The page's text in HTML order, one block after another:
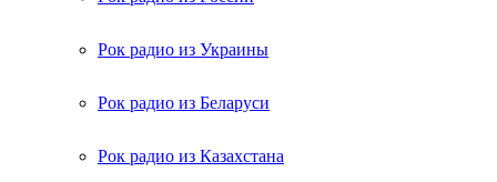
Рок радио из Украины
Рок радио из Беларуси
Рок радио из Казахстана